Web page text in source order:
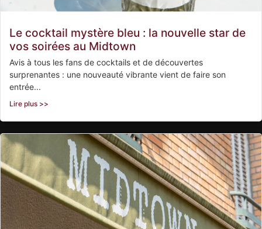
Le cocktail mystère bleu : la nouvelle star de
vos soirées au Midtown
Avis à tous les fans de cocktails et de découvertes
surprenantes : une nouveauté vibrante vient de faire son
entrée...
Lire plus >>